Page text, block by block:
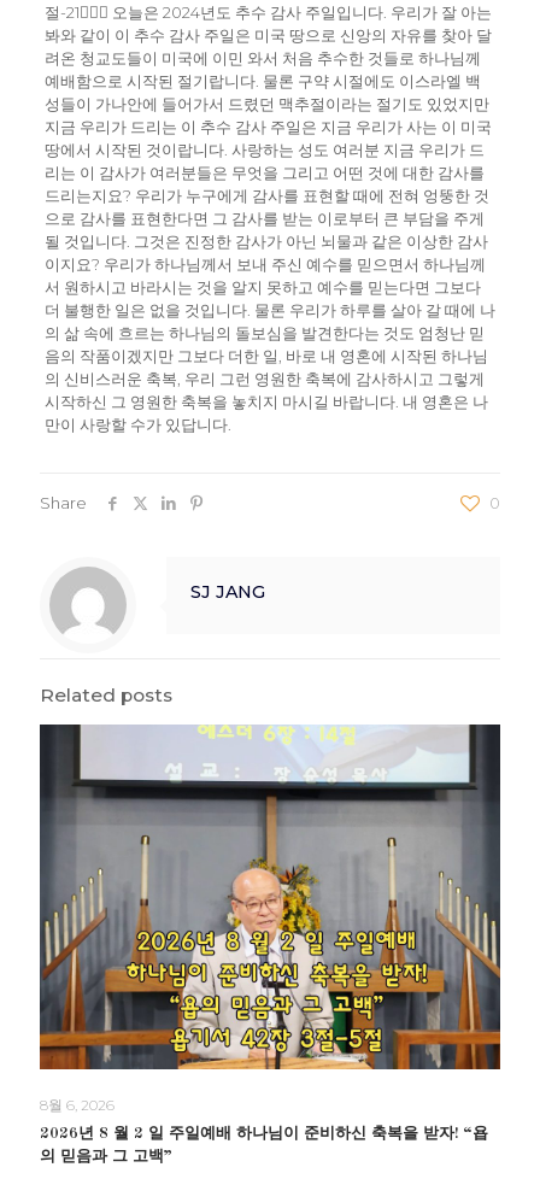
절-21ᅟᅥᆯ 오늘은 2024년도 추수 감사 주일입니다. 우리가 잘 아는
봐와 같이 이 추수 감사 주일은 미국 땅으로 신앙의 자유를 찾아 달
려온 청교도들이 미국에 이민 와서 처음 추수한 것들로 하나님께
예배함으로 시작된 절기랍니다. 물론 구약 시절에도 이스라엘 백
성들이 가나안에 들어가서 드렸던 맥추절이라는 절기도 있었지만
지금 우리가 드리는 이 추수 감사 주일은 지금 우리가 사는 이 미국
땅에서 시작된 것이랍니다. 사랑하는 성도 여러분 지금 우리가 드
리는 이 감사가 여러분들은 무엇을 그리고 어떤 것에 대한 감사를
드리는지요? 우리가 누구에게 감사를 표현할 때에 전혀 엉뚱한 것
으로 감사를 표현한다면 그 감사를 받는 이로부터 큰 부담을 주게
될 것입니다. 그것은 진정한 감사가 아닌 뇌물과 같은 이상한 감사
이지요? 우리가 하나님께서 보내 주신 예수를 믿으면서 하나님께
서 원하시고 바라시는 것을 알지 못하고 예수를 믿는다면 그보다
더 불행한 일은 없을 것입니다. 물론 우리가 하루를 살아 갈 때에 나
의 삶 속에 흐르는 하나님의 돌보심을 발견한다는 것도 엄청난 믿
음의 작품이겠지만 그보다 더한 일, 바로 내 영혼에 시작된 하나님
의 신비스러운 축복, 우리 그런 영원한 축복에 감사하시고 그렇게
시작하신 그 영원한 축복을 놓치지 마시길 바랍니다. 내 영혼은 나
만이 사랑할 수가 있답니다.
Share 0
SJ JANG
Related posts
8월 6, 2026
2026년 8 월 2 일 주일예배 하나님이 준비하신 축복을 받자! “욥
의 믿음과 그 고백”